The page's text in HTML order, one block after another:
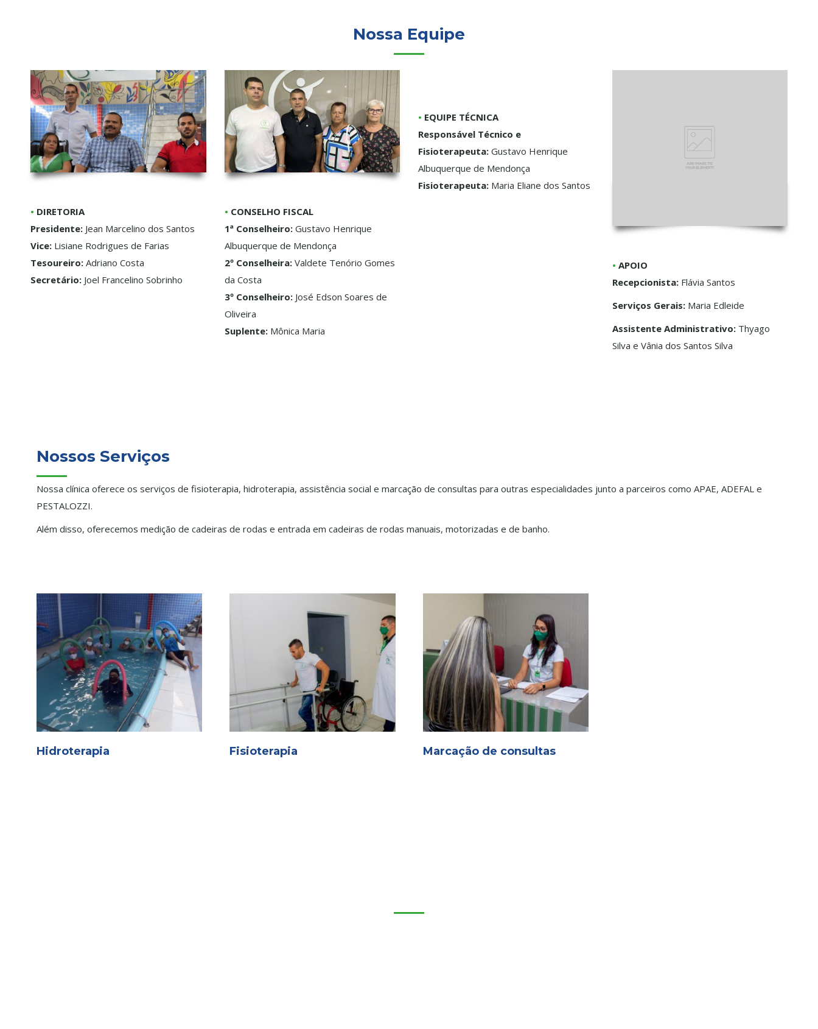
Nossa Equipe
• DIRETORIA
Presidente: Jean Marcelino dos Santos
Vice: Lisiane Rodrigues de Farias
Tesoureiro: Adriano Costa
Secretário: Joel Francelino Sobrinho
• CONSELHO FISCAL
1ª Conselheiro:Gustavo Henrique
Albuquerque de Mendonça
2º Conselheira:Valdete Tenório Gomes
da Costa
3º Conselheiro:José Edson Soares de
Oliveira
Suplente:Mônica Maria
• EQUIPE TÉCNICA
Responsável Técnico e
Fisioterapeuta: Gustavo Henrique
Albuquerque de Mendonça
Fisioterapeuta: Maria Eliane dos Santos
• APOIO
Recepcionista: Flávia Santos
Serviços Gerais: Maria Edleide
Assistente Administrativo:Thyago
Silva e Vânia dos Santos Silva
Nossos Serviços
Nossa clínica oferece os serviços de fisioterapia, hidroterapia, assistência social e marcação de consultas para outras especialidades junto a parceiros como APAE, ADEFAL e
PESTALOZZI.
Além disso, oferecemos medição de cadeiras de rodas e entrada em cadeiras de rodas manuais, motorizadas e de banho.
Hidroterapia Fisioterapia Marcação de consultas